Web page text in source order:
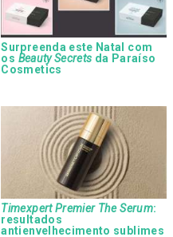
Surpreenda este Natal com
os Beauty Secrets da Paraíso
Cosmetics
Timexpert Premier The Serum:
resultados
antienvelhecimento sublimes